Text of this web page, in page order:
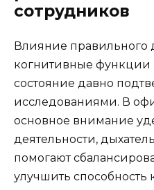
сотрудников
Влияние правильного
когнитивные
состояние давно
исследованиями. В
основное внимание
деятельности,
помогают
улучшить способность